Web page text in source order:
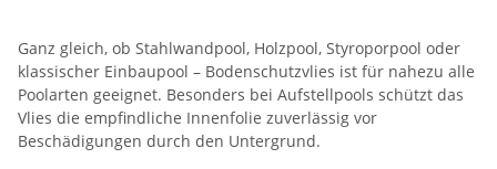
Ganz gleich, ob Stahlwandpool, Holzpool, Styroporpool oder
klassischer Einbaupool – Bodenschutzvlies ist für nahezu alle
Poolarten geeignet. Besonders bei Aufstellpools schützt das
Vlies die empfindliche Innenfolie zuverlässig vor
Beschädigungen durch den Untergrund.